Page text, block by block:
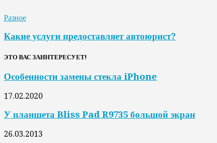
Разное
Какие услуги предоставляет автоюрист?
ЭТО ВАС ЗАИНТЕРЕСУЕТ!
Особенности замены стекла iPhone
17.02.2020
У планшета Bliss Pad R9735 большой экран
26.03.2013